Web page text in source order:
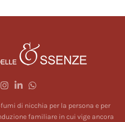
di nicchia per la persona e per
familiare in cui vige ancora